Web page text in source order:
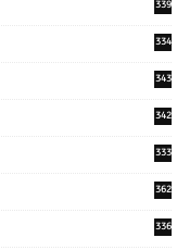
339
334
343
342
333
362
336